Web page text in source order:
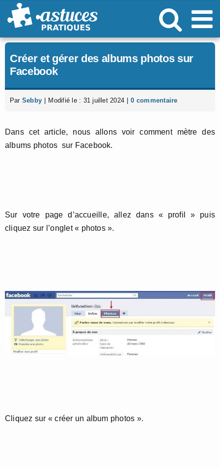
Passer
au
Créer et gérer des albums photos sur
Facebook
Par Sebby Modifié le : 31 juillet 2024 0 commentaire
Dans cet article, nous allons voir comment mètre des
albums photos sur Facebook.
Sur votre page d’accueille, allez dans « profil » puis
cliquez sur l’onglet « photos ».
Cliquez sur « créer un album photos ».